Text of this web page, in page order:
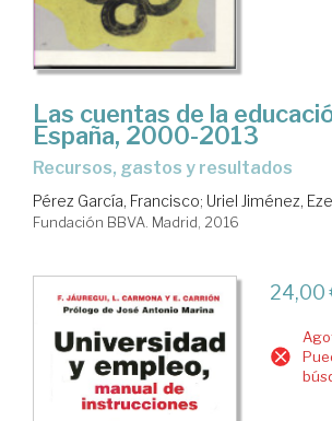
Las cuentas de la
España, 2000-2013
recursos, gastos y resultados
Pérez García, Francisco; Uriel Jiménez,
Fundación BBVA. Madrid, 2016
24,00